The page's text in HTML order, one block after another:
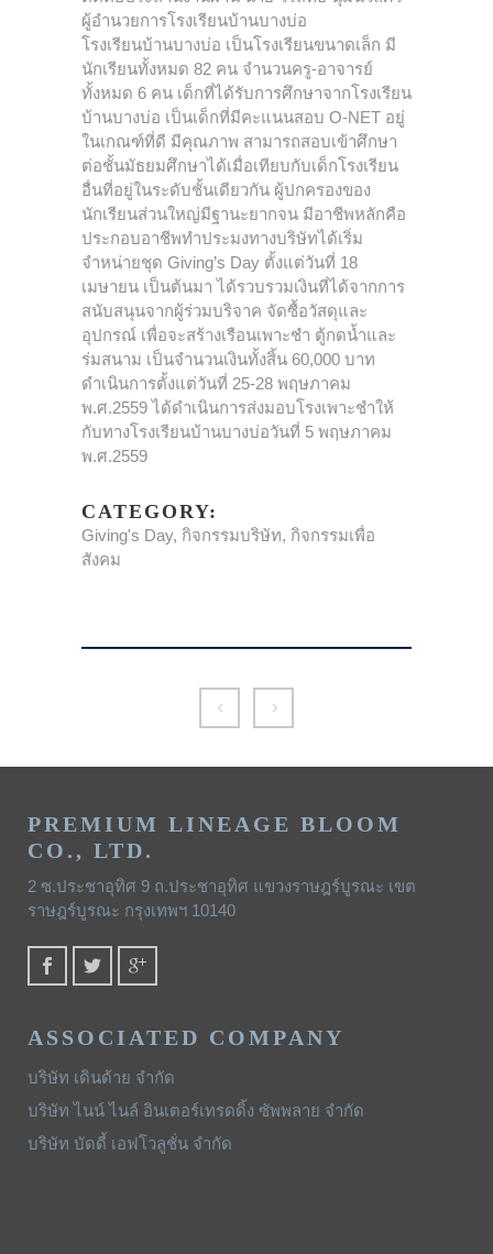
ผู้อำนวยการโรงเรียนบ้านบางบ่อ
โรงเรียนบ้านบางบ่อ เป็นโรงเรียนขนาดเล็ก มี
นักเรียนทั้งหมด 82 คน จำนวนครู-อาจารย์
ทั้งหมด 6 คน เด็กที่ได้รับการศึกษาจากโรงเรียน
บ้านบางบ่อ เป็นเด็กที่มีคะแนนสอบ O-NET อยู่
ในเกณฑ์ที่ดี มีคุณภาพ สามารถสอบเข้าศึกษา
ต่อชั้นมัธยมศึกษาได้เมื่อเทียบกับเด็กโรงเรียน
อื่นที่อยู่ในระดับชั้นเดียวกัน ผู้ปกครองของ
นักเรียนส่วนใหญ่มีฐานะยากจน มีอาชีพหลักคือ
ประกอบอาชีพทำประมงทางบริษัทได้เริ่ม
จำหน่ายชุด Giving’s Day ตั้งแต่วันที่ 18
เมษายน เป็นต้นมา ได้รวบรวมเงินที่ได้จากการ
สนับสนุนจากผู้ร่วมบริจาค จัดซื้อวัสดุและ
อุปกรณ์ เพื่อจะสร้างเรือนเพาะชำ ตู้กดน้ำและ
ร่มสนาม เป็นจำนวนเงินทั้งสิ้น 60,000 บาท
ดำเนินการตั้งแต่วันที่ 25-28 พฤษภาคม
พ.ศ.2559 ได้ดำเนินการส่งมอบโรงเพาะชำให้
กับทางโรงเรียนบ้านบางบ่อวันที่ 5 พฤษภาคม
พ.ศ.2559
CATEGORY:
Giving's Day, กิจกรรมบริษัท, กิจกรรมเพื่อ
สังคม
PREMIUM LINEAGE BLOOM
CO., LTD.
2 ซ.ประชาอุทิศ 9 ถ.ประชาอุทิศ แขวงราษฎร์บูรณะ เขต
ราษฎร์บูรณะ กรุงเทพฯ 10140
ASSOCIATED COMPANY
บริษัท เดินด้าย จำกัด
บริษัท ไนน์ ไนล์ อินเตอร์เทรดดิ้ง ซัพพลาย จำกัด
บริษัท บัดดี้ เอฟโวลูชั่น จำกัด